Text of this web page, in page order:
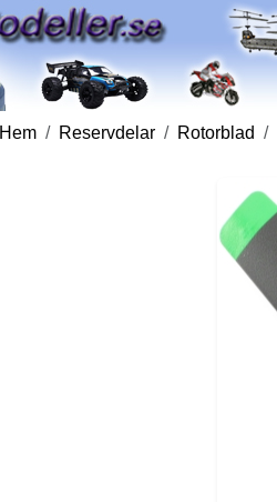
Hem Reservdelar Rotorblad